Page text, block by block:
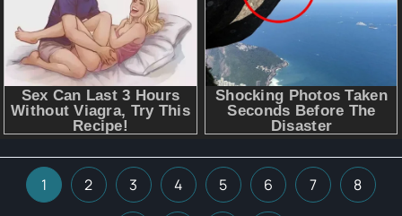
1 2 3 4 5 6 7 8